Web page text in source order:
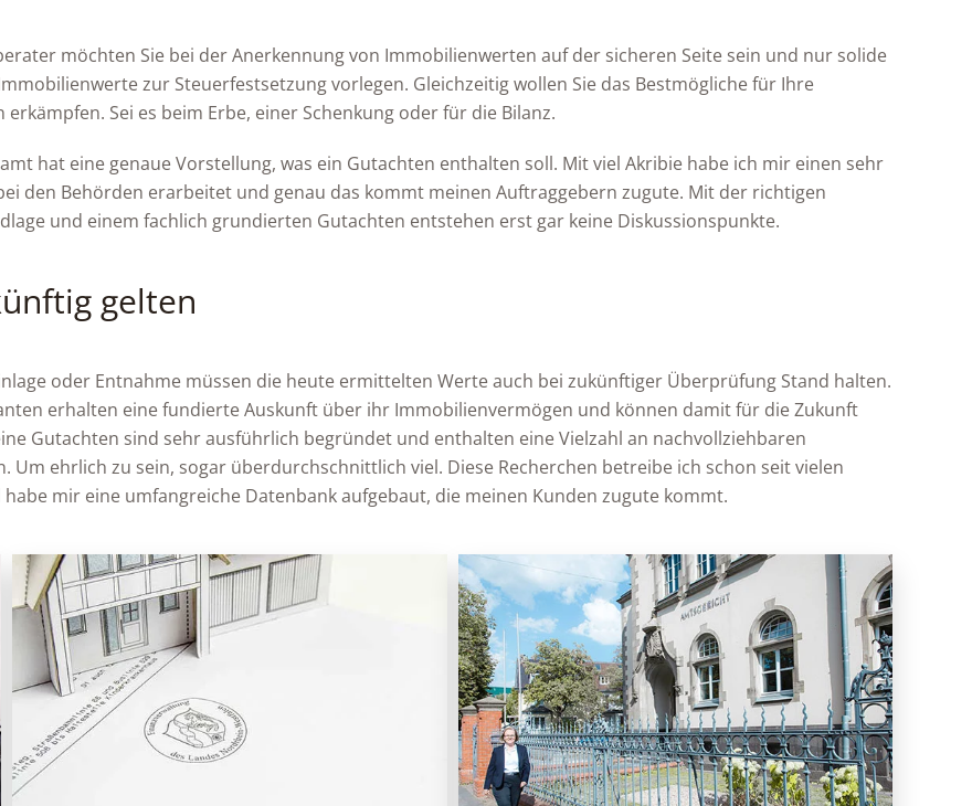
möchten Sie bei der Anerkennung von Immobilienwerten auf der sicheren Seite sein und nur solide
zur Steuerfestsetzung vorlegen. Gleichzeitig wollen Sie das Bestmögliche für Ihre
erkämpfen. Sei es beim Erbe, einer Schenkung oder für die Bilanz.
hat eine genaue Vorstellung, was ein Gutachten enthalten soll. Mit viel Akribie habe ich mir einen sehr
den Behörden erarbeitet und genau das kommt meinen Auftraggebern zugute. Mit der richtigen
und einem fachlich grundierten Gutachten entstehen erst gar keine Diskussionspunkte.
gelten
oder Entnahme müssen die heute ermittelten Werte auch bei zukünftiger Überprüfung Stand halten.
erhalten eine fundierte Auskunft über ihr Immobilienvermögen und können damit für die Zukunft
Gutachten sind sehr ausführlich begründet und enthalten eine Vielzahl an nachvollziehbaren
Um ehrlich zu sein, sogar überdurchschnittlich viel. Diese Recherchen betreibe ich schon seit vielen
habe mir eine umfangreiche Datenbank aufgebaut, die meinen Kunden zugute kommt.